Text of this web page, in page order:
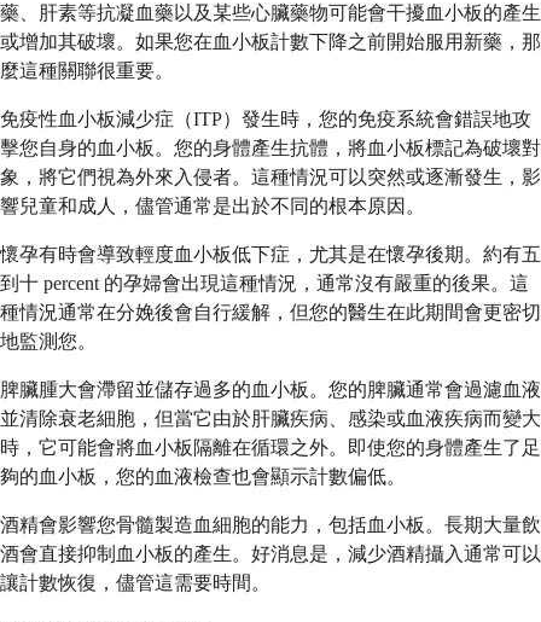
藥、肝素等抗凝血藥以及某些心臟藥物可能會干擾血小板的產生
或增加其破壞。如果您在血小板計數下降之前開始服用新藥，那
麼這種關聯很重要。
免疫性血小板減少症（ITP）發生時，您的免疫系統會錯誤地攻
擊您自身的血小板。您的身體產生抗體，將血小板標記為破壞對
象，將它們視為外來入侵者。這種情況可以突然或逐漸發生，影
響兒童和成人，儘管通常是出於不同的根本原因。
懷孕有時會導致輕度血小板低下症，尤其是在懷孕後期。約有五
到十 percent 的孕婦會出現這種情況，通常沒有嚴重的後果。這
種情況通常在分娩後會自行緩解，但您的醫生在此期間會更密切
地監測您。
脾臟腫大會滯留並儲存過多的血小板。您的脾臟通常會過濾血液
並清除衰老細胞，但當它由於肝臟疾病、感染或血液疾病而變大
時，它可能會將血小板隔離在循環之外。即使您的身體產生了足
夠的血小板，您的血液檢查也會顯示計數偏低。
酒精會影響您骨髓製造血細胞的能力，包括血小板。長期大量飲
酒會直接抑制血小板的產生。好消息是，減少酒精攝入通常可以
讓計數恢復，儘管這需要時間。